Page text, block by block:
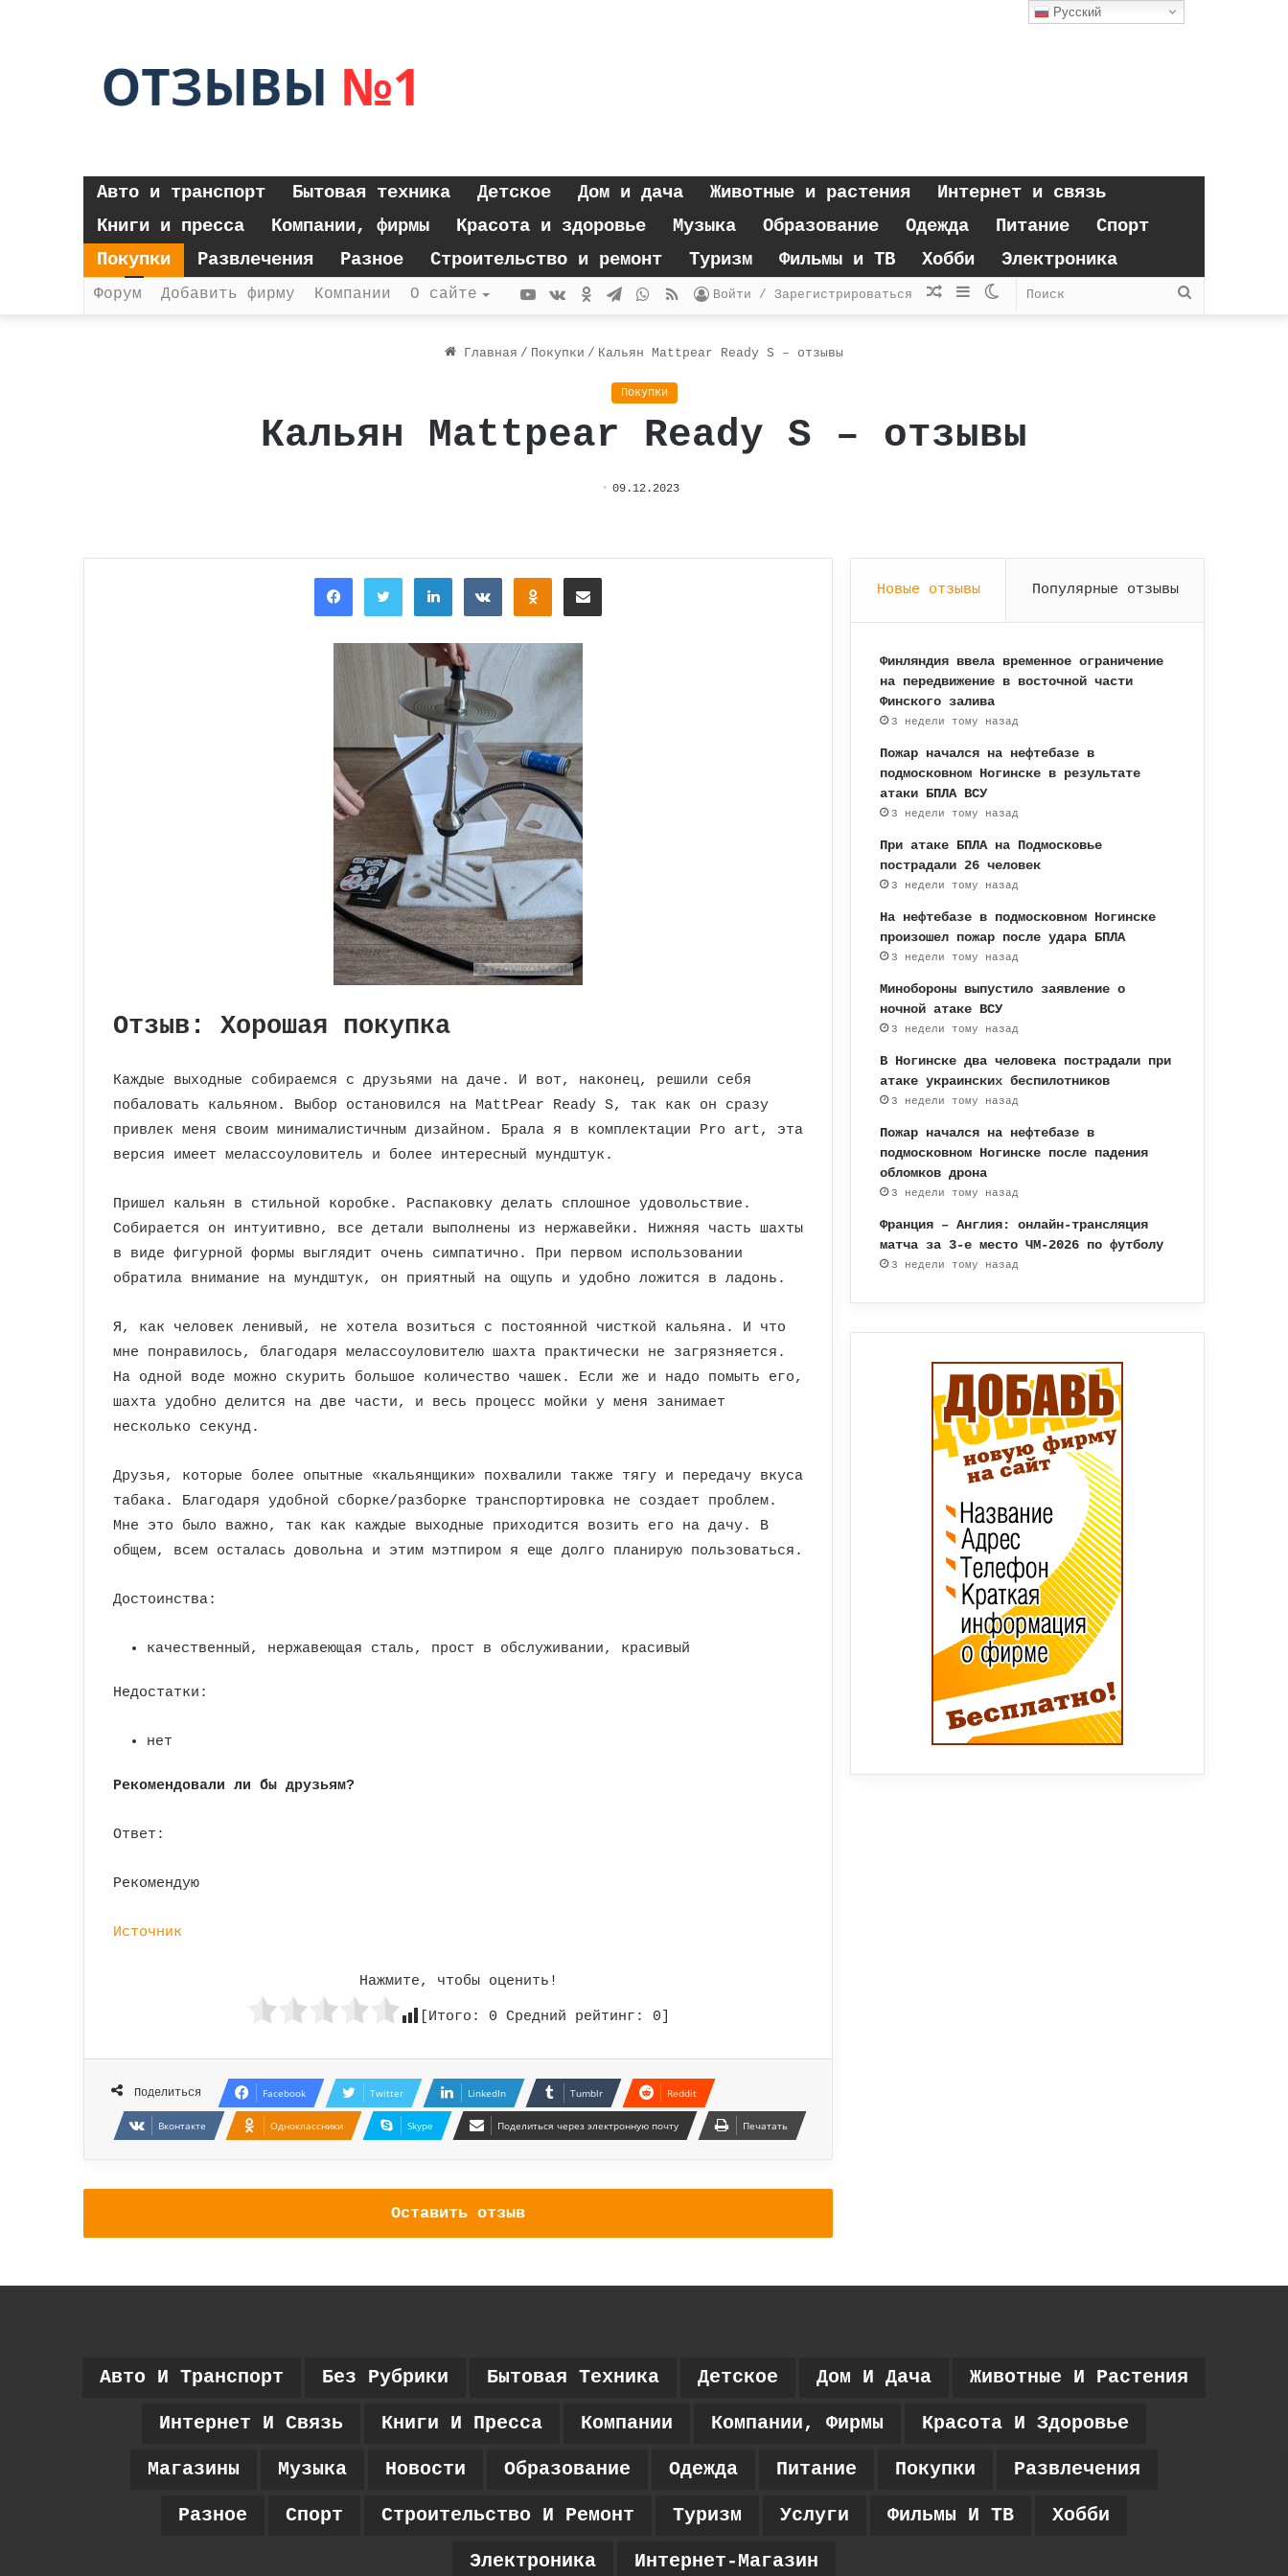
Авто и транспорт Бытовая техника Детское Дом и дача Животные и растения
Интернет и связь
Книги и пресса
Компании, фирмы Красота и здоровье Музыка Образование Одежда Питание
Спорт
Покупки
Развлечения Разное Строительство и ремонт Туризм Фильмы и ТВ Хобби Электроника
Форум Добавить фирму Компании О сайте Поиск
Switch
Sidebar
Случайная
Войти / Зарегистрироваться
RSS
WhatsApp
Telegram
Одноклассники
vk.com
YouTube
Главная / Покупки / Кальян Mattpear Ready S – отзывы
Покупки
Кальян Mattpear Ready S – отзывы
09.12.2023
FacebookTwitterLinkedInВконтактеОдноклассники
Поделиться через электронную почту
Отзыв: Хорошая покупка
Каждые выходные собираемся с друзьями на даче. И вот, наконец, решили себя
побаловать кальяном. Выбор остановился на MattPear Ready S, так как он сразу
привлек меня своим минималистичным дизайном. Брала я в комплектации Pro art, эта
версия имеет мелассоуловитель и более интересный мундштук.
Пришел кальян в стильной коробке. Распаковку делать сплошное удовольствие.
Собирается он интуитивно, все детали выполнены из нержавейки. Нижняя часть шахты
в виде фигурной формы выглядит очень симпатично. При первом использовании
обратила внимание на мундштук, он приятный на ощупь и удобно ложится в ладонь.
Я, как человек ленивый, не хотела возиться с постоянной чисткой кальяна. И что
мне понравилось, благодаря мелассоуловителю шахта практически не загрязняется.
На одной воде можно скурить большое количество чашек. Если же и надо помыть его,
шахта удобно делится на две части, и весь процесс мойки у меня занимает
несколько секунд.
Друзья, которые более опытные «кальянщики» похвалили также тягу и передачу вкуса
табака. Благодаря удобной сборке/разборке транспортировка не создает проблем.
Мне это было важно, так как каждые выходные приходится возить его на дачу. В
общем, всем осталась довольна и этим мэтпиром я еще долго планирую пользоваться.
Достоинства:
качественный, нержавеющая сталь, прост в обслуживании, красивый
Недостатки:
нет
Рекомендовали ли бы друзьям?
Ответ:
Рекомендую
Источник
Нажмите, чтобы оценить!
[Итого: 0 Средний рейтинг: 0
Поделиться Facebook Twitter LinkedIn Tumblr Reddit
Вконтакте Одноклассники Skype Поделиться через электронную почту Печатать
Оставить отзыв
Новые отзывы Популярные отзывы
Финляндия ввела временное ограничение
на передвижение в восточной части
Финского залива
3 недели тому назад
Пожар начался на нефтебазе в
подмосковном Ногинске в результате
атаки БПЛА ВСУ
3 недели тому назад
При атаке БПЛА на Подмосковье
пострадали 26 человек
3 недели тому назад
На нефтебазе в подмосковном Ногинске
произошел пожар после удара БПЛА
3 недели тому назад
Минобороны выпустило заявление о
ночной атаке ВСУ
3 недели тому назад
В Ногинске два человека пострадали при
атаке украинских беспилотников
3 недели тому назад
Пожар начался на нефтебазе в
подмосковном Ногинске после падения
обломков дрона
3 недели тому назад
Франция – Англия: онлайн-трансляция
матча за 3-е место ЧМ-2026 по футболу
3 недели тому назад
Авто И Транспорт Без Рубрики Бытовая Техника Детское Дом И Дача Животные И Растения
Интернет И Связь Книги И Пресса Компании Компании, Фирмы Красота И Здоровье
Магазины Музыка Новости Образование Одежда Питание Покупки Развлечения
Разное Спорт Строительство И Ремонт Туризм Услуги Фильмы И ТВ Хобби
Электроника Интернет-Магазин
Русский